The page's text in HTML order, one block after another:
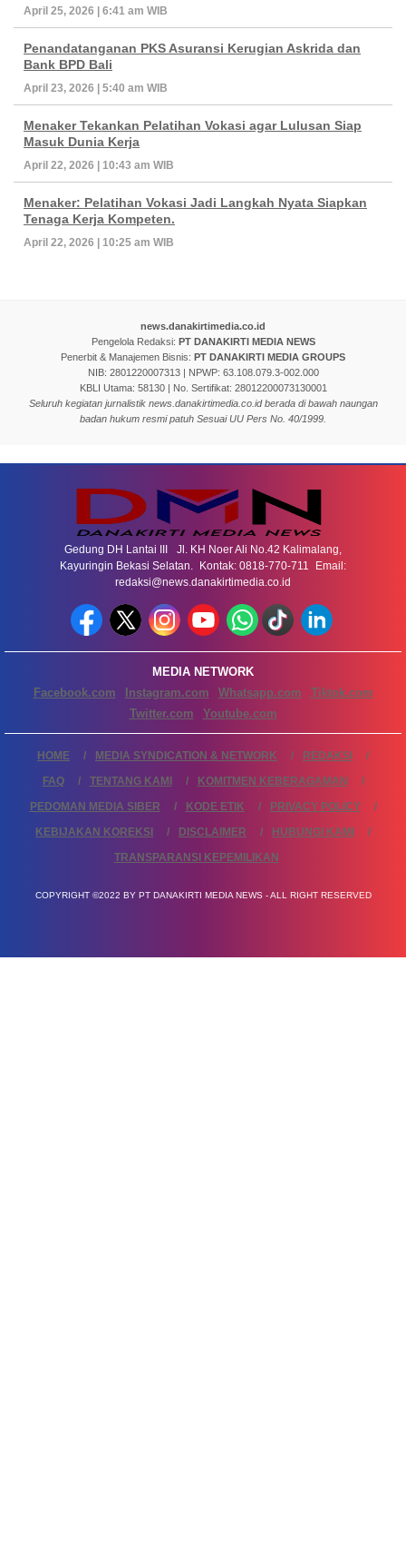
April 25, 2026 | 6:41 am WIB
Penandatanganan PKS Asuransi Kerugian Askrida dan
Bank BPD Bali
April 23, 2026 | 5:40 am WIB
Menaker Tekankan Pelatihan Vokasi agar Lulusan Siap
Masuk Dunia Kerja
April 22, 2026 | 10:43 am WIB
Menaker: Pelatihan Vokasi Jadi Langkah Nyata Siapkan
Tenaga Kerja Kompeten.
April 22, 2026 | 10:25 am WIB
news.danakirtimedia.co.id
Pengelola Redaksi: PT DANAKIRTI MEDIA NEWS
Penerbit & Manajemen Bisnis: PT DANAKIRTI MEDIA GROUPS
NIB: 2801220007313 | NPWP: 63.108.079.3-002.000
KBLI Utama: 58130 | No. Sertifikat: 28012200073130001
Seluruh kegiatan jurnalistik news.danakirtimedia.co.id berada di bawah naungan
badan hukum resmi patuh Sesuai UU Pers No. 40/1999.
Gedung DH Lantai III Jl. KH Noer Ali No.42 Kalimalang,
Kayuringin Bekasi Selatan. Kontak: 0818-770-711 Email:
redaksi@news.danakirtimedia.co.id
MEDIA NETWORK
Facebook.com
Instagram.com Whatsapp.com
Tiktok.com
Twitter.com
Youtube.com
HOME MEDIA SYNDICATION & NETWORK
REDAKSI
FAQ
TENTANG KAMI
KOMITMEN KEBERAGAMAN
PEDOMAN MEDIA SIBER
KODE ETIK
PRIVACY POLICY
KEBIJAKAN KOREKSI
DISCLAIMER
HUBUNGI KAMI
TRANSPARANSI KEPEMILIKAN
COPYRIGHT ©2022 BY PT DANAKIRTI MEDIA NEWS - ALL RIGHT RESERVED